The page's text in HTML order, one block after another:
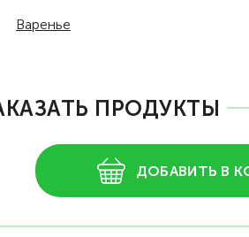
Варенье
ПРОДУКТЫ
ДОБАВИТЬ В